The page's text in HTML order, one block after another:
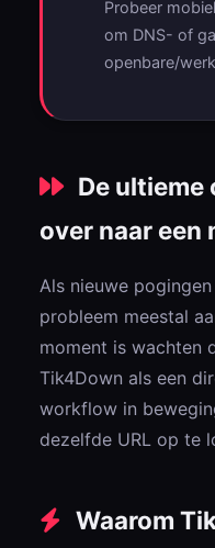
Probeer
om DNS- of
openbare/
De ultieme
over naar een
Als nieuwe
probleem meestal
moment is wachten
Tik4Down als een
workflow in
dezelfde URL op te
Waarom